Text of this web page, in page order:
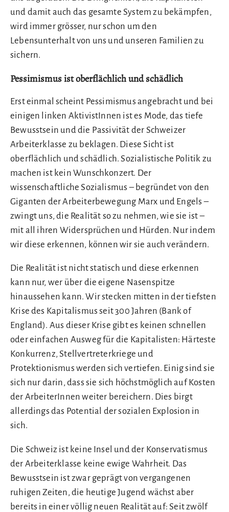
und damit auch das gesamte System zu bekämpfen,
wird immer grösser, nur schon um den
Lebensunterhalt von uns und unseren Familien zu
sichern.
Pessimismus ist oberflächlich und schädlich
Erst einmal scheint Pessimismus angebracht und bei
einigen linken AktivistInnen ist es Mode, das tiefe
Bewusstsein und die Passivität der Schweizer
Arbeiterklasse zu beklagen. Diese Sicht ist
oberflächlich und schädlich. Sozialistische Politik zu
machen ist kein Wunschkonzert. Der
wissenschaftliche Sozialismus – begründet von den
Giganten der Arbeiterbewegung Marx und Engels –
zwingt uns, die Realität so zu nehmen, wie sie ist –
mit all ihren Widersprüchen und Hürden. Nur indem
wir diese erkennen, können wir sie auch verändern.
Die Realität ist nicht statisch und diese erkennen
kann nur, wer über die eigene Nasenspitze
hinaussehen kann. Wir stecken mitten in der tiefsten
Krise des Kapitalismus seit 300 Jahren (Bank of
England). Aus dieser Krise gibt es keinen schnellen
oder einfachen Ausweg für die Kapitalisten: Härteste
Konkurrenz, Stellvertreterkriege und
Protektionismus werden sich vertiefen. Einig sind sie
sich nur darin, dass sie sich höchstmöglich auf Kosten
der ArbeiterInnen weiter bereichern. Dies birgt
allerdings das Potential der sozialen Explosion in
sich.
Die Schweiz ist keine Insel und der Konservatismus
der Arbeiterklasse keine ewige Wahrheit. Das
Bewusstsein ist zwar geprägt von vergangenen
ruhigen Zeiten, die heutige Jugend wächst aber
bereits in einer völlig neuen Realität auf: Seit zwölf